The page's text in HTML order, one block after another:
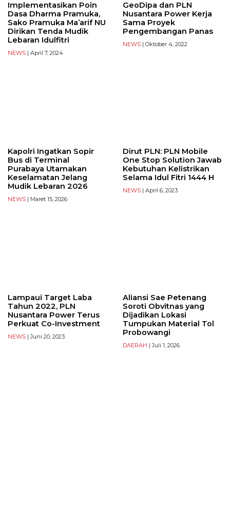
Implementasikan Poin
Dasa Dharma Pramuka,
Sako Pramuka Ma’arif NU
Dirikan Tenda Mudik
Lebaran Idulfitri
NEWS | April 7, 2024
GeoDipa dan PLN
Nusantara Power Kerja
Sama Proyek
Pengembangan Panas
NEWS | Oktober 4, 2022
Kapolri Ingatkan Sopir
Bus di Terminal
Purabaya Utamakan
Keselamatan Jelang
Mudik Lebaran 2026
NEWS | Maret 15, 2026
Dirut PLN: PLN Mobile
One Stop Solution Jawab
Kebutuhan Kelistrikan
Selama Idul Fitri 1444 H
NEWS | April 6, 2023
Lampaui Target Laba
Tahun 2022, PLN
Nusantara Power Terus
Perkuat Co-Investment
NEWS | Juni 20, 2023
Aliansi Sae Petenang
Soroti Obvitnas yang
Dijadikan Lokasi
Tumpukan Material Tol
Probowangi
DAERAH | Juli 1, 2026